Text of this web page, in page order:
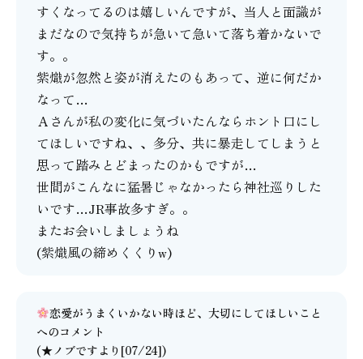
すくなってるのは嬉しいんですが、当人と面識が
まだなので気持ちが急いて急いて落ち着かないで
す。。
紫熾が忽然と姿が消えたのもあって、逆に何だか
なって…
Ａさんが私の変化に気づいたんならホント口にし
てほしいですね、、多分、共に暴走してしまうと
思って踏みとどまったのかもですが…
世間がこんなに猛暑じゃなかったら神社巡りした
いです…JR事故多すぎ。。
またお会いしましょうね
(紫熾風の締めくくりw)
恋愛がうまくいかない時ほど、大切にしてほしいこと
へのコメント
(★ノブですより[07/24])